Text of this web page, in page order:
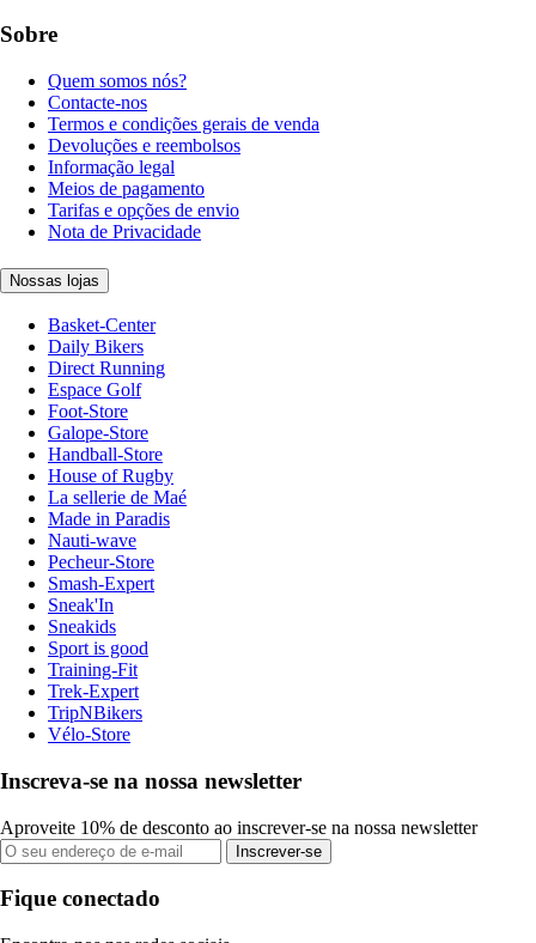
Sobre
Quem somos nós?
Contacte-nos
Termos e condições gerais de venda
Devoluções e reembolsos
Informação legal
Meios de pagamento
Tarifas e opções de envio
Nota de Privacidade
Nossas lojas
Basket-Center
Daily Bikers
Direct Running
Espace Golf
Foot-Store
Galope-Store
Handball-Store
House of Rugby
La sellerie de Maé
Made in Paradis
Nauti-wave
Pecheur-Store
Smash-Expert
Sneak'In
Sneakids
Sport is good
Training-Fit
Trek-Expert
TripNBikers
Vélo-Store
Inscreva-se na nossa newsletter
Aproveite 10% de desconto ao inscrever-se na nossa newsletter
Inscrever-se
Fique conectado